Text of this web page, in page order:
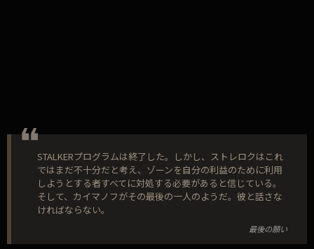
STALKERプログラムは終了した。しかし、ストレロクはこれ
ではまだ不十分だと考え、ゾーンを自分の利益のために利用
しようとする者すべてに対処する必要があると信じている。
そして、カイマノフがその最後の一人のようだ。彼と話さな
ければならない。
最後の願い